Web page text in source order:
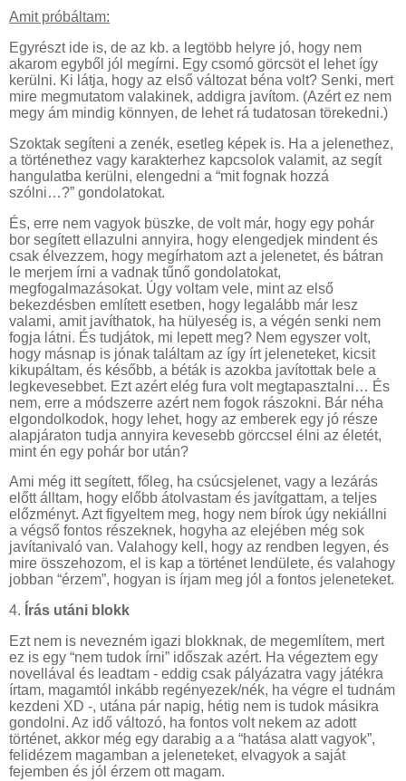
Amit próbáltam:
Egyrészt ide is, de az kb. a legtöbb helyre jó, hogy nem
akarom egyből jól megírni. Egy csomó görcsöt el lehet így
kerülni. Ki látja, hogy az első változat béna volt? Senki, mert
mire megmutatom valakinek, addigra javítom. (Azért ez nem
megy ám mindig könnyen, de lehet rá tudatosan törekedni.)
Szoktak segíteni a zenék, esetleg képek is. Ha a jelenethez,
a történethez vagy karakterhez kapcsolok valamit, az segít
hangulatba kerülni, elengedni a “mit fognak hozzá
szólni…?” gondolatokat.
És, erre nem vagyok büszke, de volt már, hogy egy pohár
bor segített ellazulni annyira, hogy elengedjek mindent és
csak élvezzem, hogy megírhatom azt a jelenetet, és bátran
le merjem írni a vadnak tűnő gondolatokat,
megfogalmazásokat. Úgy voltam vele, mint az első
bekezdésben említett esetben, hogy legalább már lesz
valami, amit javíthatok, ha hülyeség is, a végén senki nem
fogja látni. És tudjátok, mi lepett meg? Nem egyszer volt,
hogy másnap is jónak találtam az így írt jeleneteket, kicsit
kikupáltam, és később, a béták is azokba javítottak bele a
legkevesebbet. Ezt azért elég fura volt megtapasztalni… És
nem, erre a módszerre azért nem fogok rászokni. Bár néha
elgondolkodok, hogy lehet, hogy az emberek egy jó része
alapjáraton tudja annyira kevesebb görccsel élni az életét,
mint én egy pohár bor után?
Ami még itt segített, főleg, ha csúcsjelenet, vagy a lezárás
előtt álltam, hogy előbb átolvastam és javítgattam, a teljes
előzményt. Azt figyeltem meg, hogy nem bírok úgy nekiállni
a végső fontos részeknek, hogyha az elejében még sok
javítanivaló van. Valahogy kell, hogy az rendben legyen, és
mire összehozom, el is kap a történet lendülete, és valahogy
jobban “érzem”, hogyan is írjam meg jól a fontos jeleneteket.
4. Írás utáni blokk
Ezt nem is nevezném igazi blokknak, de megemlítem, mert
ez is egy “nem tudok írni” időszak azért. Ha végeztem egy
novellával és leadtam - eddig csak pályázatra vagy játékra
írtam, magamtól inkább regényezek/nék, ha végre el tudnám
kezdeni XD -, utána pár napig, hétig nem is tudok másikra
gondolni. Az idő változó, ha fontos volt nekem az adott
történet, akkor még egy darabig a a “hatása alatt vagyok”,
felidézem magamban a jeleneteket, elvagyok a saját
fejemben és jól érzem ott magam.